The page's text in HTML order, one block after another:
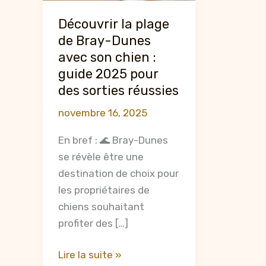
Découvrir la plage
de Bray-Dunes
avec son chien :
guide 2025 pour
des sorties réussies
novembre 16, 2025
En bref : 🌊 Bray-Dunes
se révèle être une
destination de choix pour
les propriétaires de
chiens souhaitant
profiter des […]
Découvrir
Lire la suite »